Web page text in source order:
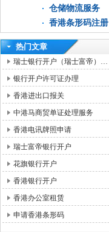
仓储物流服务
香港条形码注册
热门文章
瑞士银行开户（瑞士富帝）…
银行开户许可证办理
香港进出口报关
中港马商贸单证处理服务
香港电讯牌照申请
瑞士富帝银行开户
花旗银行开户
香港银行开户
香港办公室租赁
申请香港条形码